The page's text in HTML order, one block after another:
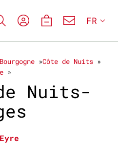
FR
Bourgogne
Côte de Nuits
Nuits-